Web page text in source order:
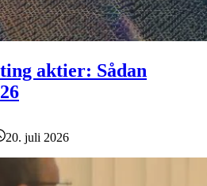
aktier: Sådan
20. juli 2026